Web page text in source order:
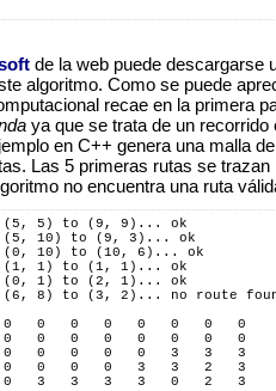
de la web puede descargarse
algoritmo. Como se puede
recae en la primera
ya que se trata de un recorrido
en C++ genera una malla
Las 5 primeras rutas se
no encuentra una ruta
(5, 5) to (9, 9)... ok
(5, 10) to (9, 3)... ok
(0, 10) to (10, 6)... ok
(1, 1) to (1, 1)... ok
(0, 1) to (2, 1)... ok
(6, 8) to (3, 2)... no route
0   0   0   0   0   0   0
0   0   0   0   0   0   0
0   0   0   0   3   3   3
0   0   0   3   3   2   3
3   3   3   3   0   2   3